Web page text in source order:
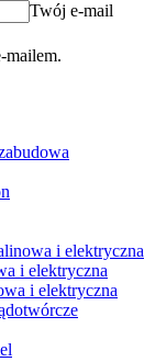
Twój e-mail
mailem.
i elektryczna
i elektryczna
i elektryczna